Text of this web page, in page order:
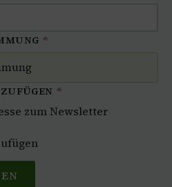
*
*
zum Newsletter